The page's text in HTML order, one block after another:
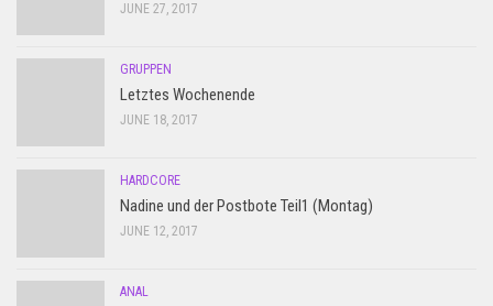
JUNE 27, 2017
GRUPPEN
Letztes Wochenende
JUNE 18, 2017
HARDCORE
Nadine und der Postbote Teil1 (Montag)
JUNE 12, 2017
ANAL